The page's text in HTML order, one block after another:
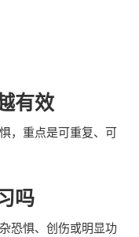
有效
，重点是可重复、可
吗
恐惧、创伤或明显功